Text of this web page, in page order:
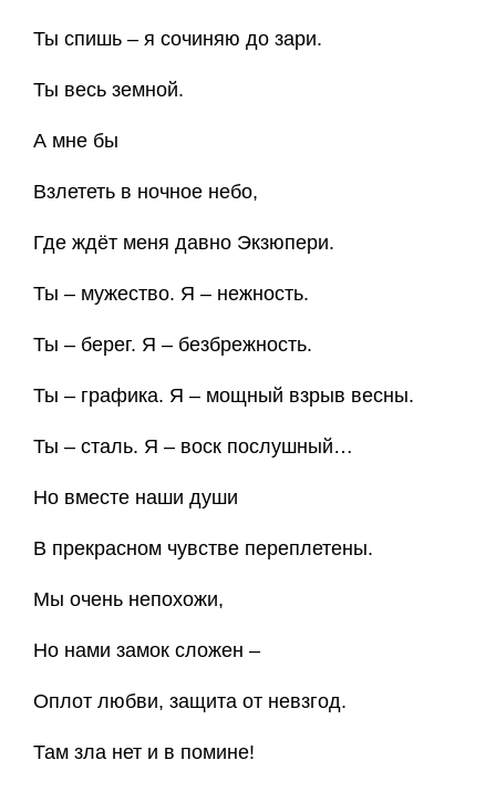
Ты спишь – я сочиняю до зари.
Ты весь земной.
А мне бы
Взлететь в ночное небо,
Где ждёт меня давно Экзюпери.
Ты – мужество. Я – нежность.
Ты – берег. Я – безбрежность.
Ты – графика. Я – мощный взрыв весны.
Ты – сталь. Я – воск послушный…
Но вместе наши души
В прекрасном чувстве переплетены.
Мы очень непохожи,
Но нами замок сложен –
Оплот любви, защита от невзгод.
Там зла нет и в помине!